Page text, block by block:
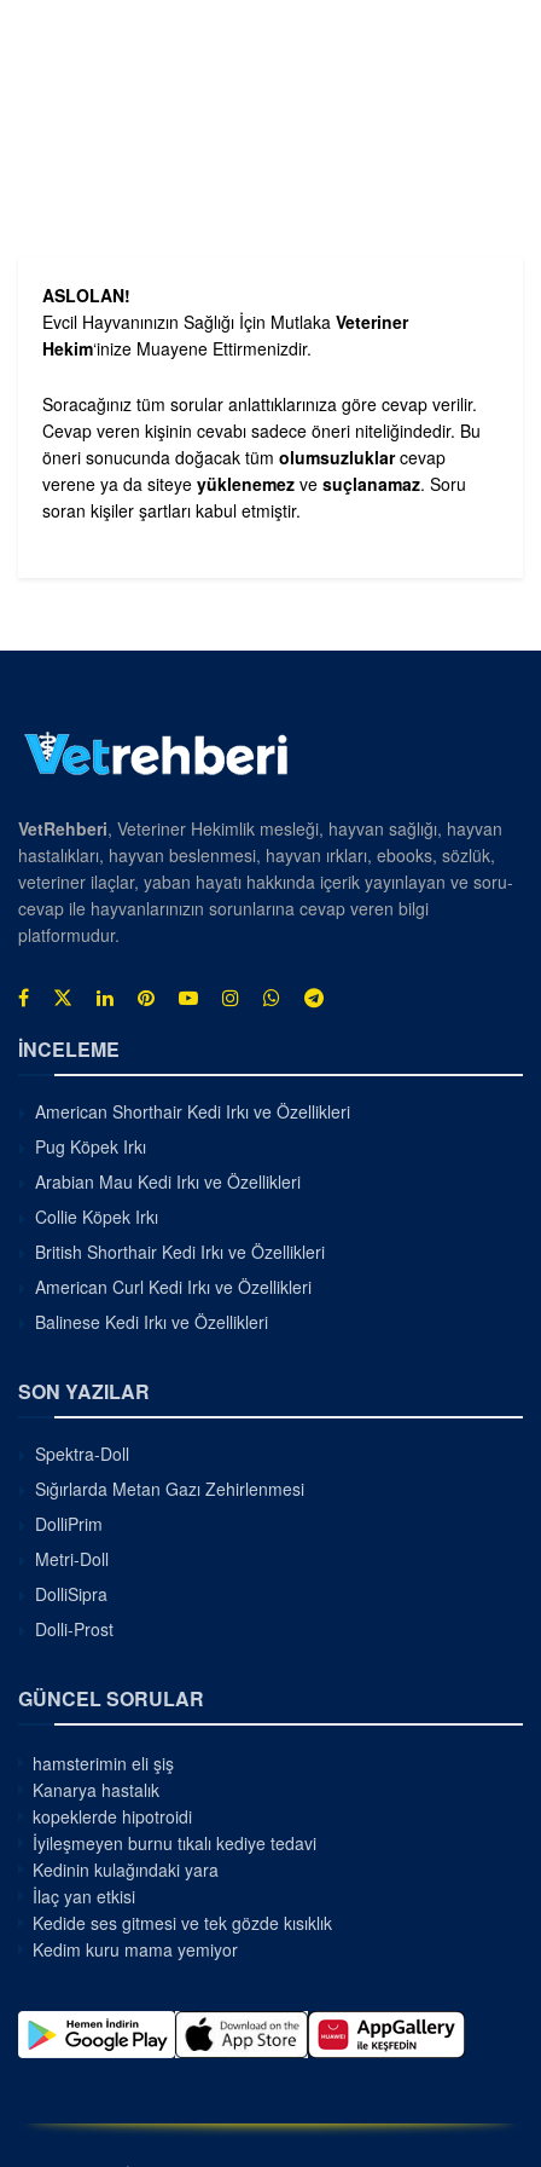
ASLOLAN!
Evcil Hayvanınızın Sağlığı İçin Mutlaka Veteriner
Hekim‘inize Muayene Ettirmenizdir.
Soracağınız tüm sorular anlattıklarınıza göre cevap verilir.
Cevap veren kişinin cevabı sadece öneri niteliğindedir. Bu
öneri sonucunda doğacak tüm olumsuzluklarcevap
verene ya da siteye yüklenemez ve suçlanamaz. Soru
soran kişiler şartları kabul etmiştir.
VetRehberi, Veteriner Hekimlik mesleği, hayvan sağlığı, hayvan
hastalıkları, hayvan beslenmesi, hayvan ırkları, ebooks, sözlük,
veteriner ilaçlar, yaban hayatı hakkında içerik yayınlayan ve soru-
cevap ile hayvanlarınızın sorunlarına cevap veren bilgi
platformudur.
İNCELEME
American Shorthair Kedi Irkı ve Özellikleri
Pug Köpek Irkı
Arabian Mau Kedi Irkı ve Özellikleri
Collie Köpek Irkı
British Shorthair Kedi Irkı ve Özellikleri
American Curl Kedi Irkı ve Özellikleri
Balinese Kedi Irkı ve Özellikleri
SON YAZILAR
Spektra-Doll
Sığırlarda Metan Gazı Zehirlenmesi
DolliPrim
Metri-Doll
DolliSipra
Dolli-Prost
GÜNCEL SORULAR
hamsterimin eli şiş
Kanarya hastalık
kopeklerde hipotroidi
İyileşmeyen burnu tıkalı kediye tedavi
Kedinin kulağındaki yara
İlaç yan etkisi
Kedide ses gitmesi ve tek gözde kısıklık
Kedim kuru mama yemiyor